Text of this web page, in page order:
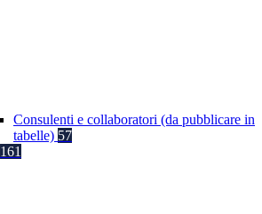
Consulenti e collaboratori (da pubblicare in
tabelle) 57
161